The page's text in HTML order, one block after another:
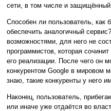
сети, в том числе и
Способен ли пользователь, как
обеспечить аналогичный
возможностями, для него не
программистов, которая
его реализации. После чего он
конкурентом Google в мировом
знаю, такие конкуренты у него
Наконец, пользователь,
или иначе уже отдаётся во